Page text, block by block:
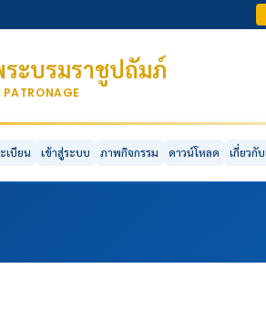
ะบรมราชูปถัมภ์
PATRONAGE
เบียน เข้าสู่ระบบ ภาพกิจกรรม ดาวน์โหลด เกี่ยวกับ